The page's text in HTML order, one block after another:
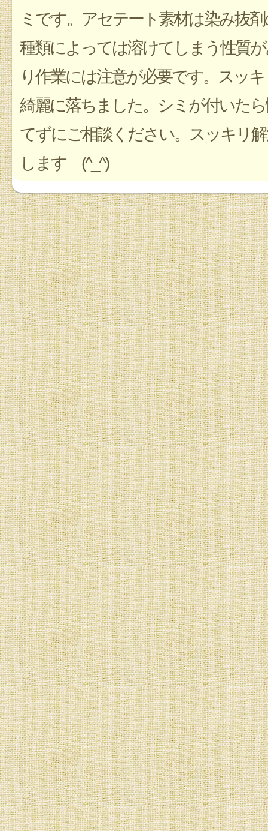
ミです。アセテート素材は染み抜
種類によっては溶けてしまう性質
り作業には注意が必要です。スッ
綺麗に落ちました。シミが付いた
てずにご相談ください。スッキリ
します (^_^)